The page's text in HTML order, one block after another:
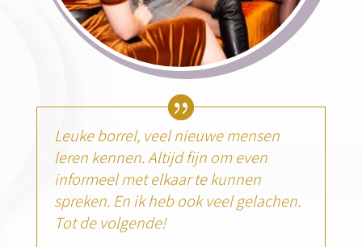
Leuke borrel, veel nieuwe mensen
leren kennen. Altijd fijn om even
informeel met elkaar te kunnen
spreken. En ik heb ook veel gelachen.
Tot de volgende!